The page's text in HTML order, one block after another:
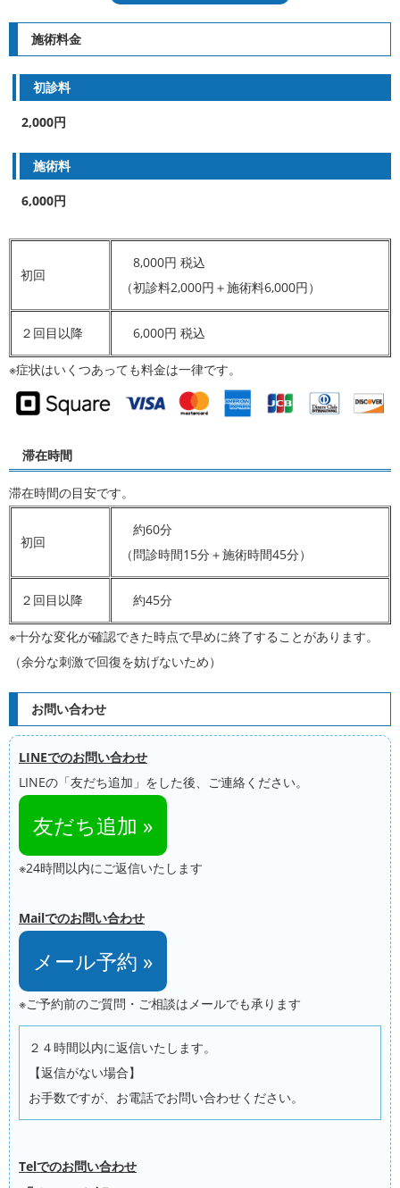
施術料金
初診料
2,000円
施術料
6,000円
初回
8,000円 税込
（初診料2,000円＋施術料6,000円）
２回目以降 6,000円 税込
※症状はいくつあっても料金は一律です。
滞在時間
滞在時間の目安です。
初回
約60分
（問診時間15分＋施術時間45分）
２回目以降 約45分
※十分な変化が確認できた時点で早めに終了することがあります。
（余分な刺激で回復を妨げないため）
お問い合わせ
LINEでのお問い合わせ
LINEの「友だち追加」をした後、ご連絡ください。
友だち追加 »
※24時間以内にご返信いたします
Mailでのお問い合わせ
メール予約 »
※ご予約前のご質問・ご相談はメールでも承ります
２４時間以内に返信いたします。
【返信がない場合】
お手数ですが、お電話でお問い合わせください。
Telでのお問い合わせ